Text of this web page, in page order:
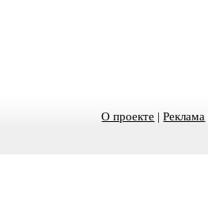
О проекте |Реклама